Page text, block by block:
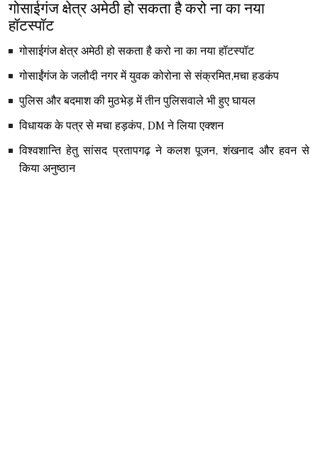
गोसाईगंज क्षेत्र अमेठी हो सकता है करो ना का नया
हॉटस्पॉट
गोसाईगंज क्षेत्र अमेठी हो सकता है करो ना का नया हॉटस्पॉट
गोसाईंगंज के जलौदी नगर में युवक कोरोना से संक्रमित,मचा हडकंप
पुलिस और बदमाश की मुठभेड़ में तीन पुलिसवाले भी हुए घायल
विधायक के पत्र से मचा हड़कंप, DM ने लिया एक्शन
विश्वशान्ति हेतु सांसद प्रतापगढ़ ने कलश पूजन, शंखनाद और हवन से
किया अनुष्ठान